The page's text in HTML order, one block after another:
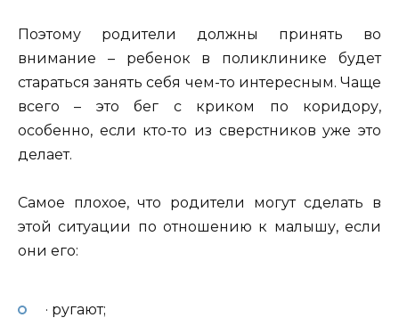
Поэтому родители должны принять во
внимание – ребенок в поликлинике будет
стараться занять себя чем-то интересным. Чаще
всего – это бег с криком по коридору,
особенно, если кто-то из сверстников уже это
делает.
Самое плохое, что родители могут сделать в
этой ситуации по отношению к малышу, если
они его:
· ругают;